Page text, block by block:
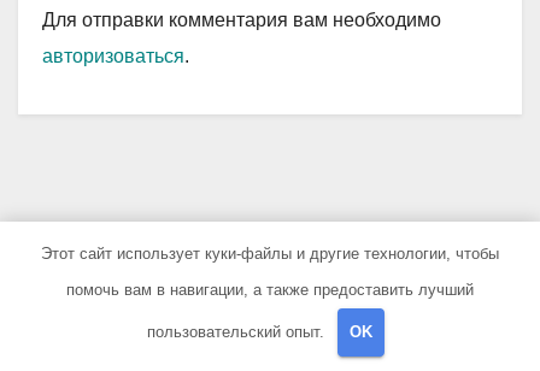
Для отправки комментария вам необходимо
авторизоваться.
Этот сайт использует куки-файлы и другие технологии, чтобы
помочь вам в навигации, а также предоставить лучший
пользовательский опыт. OK